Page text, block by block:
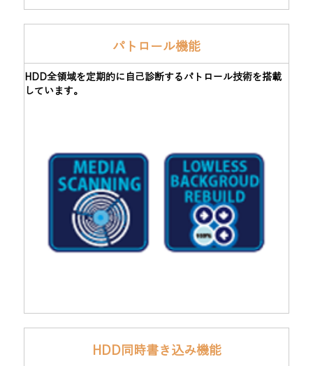
パトロール機能
HDD全領域を定期的に自己診断するパトロール技術を搭載
しています。
HDD同時書き込み機能